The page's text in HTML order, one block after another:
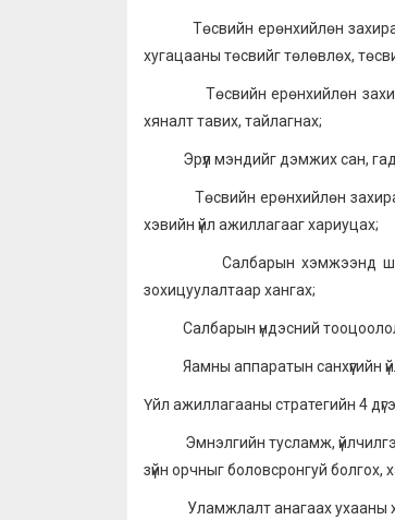
Төсвийн ерөнхийлөн
хугацааны төсвийг төлөвлөх,
Төсвийн ерөнхийлөн
хяналт тавих, тайлагнах;
Эрүүл мэндийг дэмжих сан,
Төсвийн ерөнхийлөн
хэвийн үйл ажиллагааг хариуцах;
Салбарын хэмжээнд шилэн
зохицуулалтаар хангах;
Салбарын үндэсний
Яамны аппаратын санхүүгийн
Үйл ажиллагааны стратегийн 4
Эмнэлгийн тусламж,
зүйн орчныг боловсронгуй болгох,
Уламжлалт анагаах ухааны